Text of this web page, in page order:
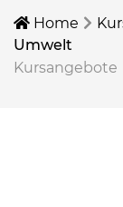
Home
Umwelt
Kursangebote